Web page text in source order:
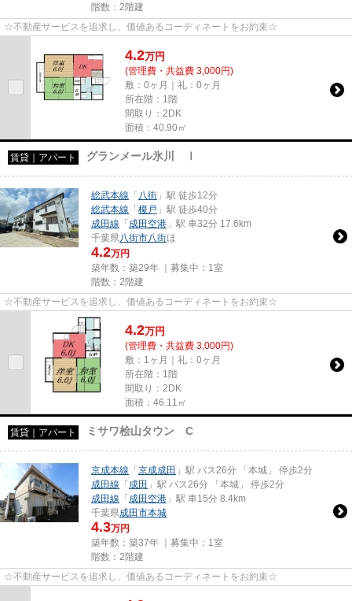
階数：2階建
☆不動産サービスを追求し、価値あるコーディネートをお約束☆
4.2万円
(管理費・共益費 3,000円)
敷：0ヶ月｜礼：0ヶ月
所在階：1階
間取り：2DK
面積：40.90㎡
賃貸｜アパート グランメール氷川 Ⅰ
総武本線 「 八街 」駅 徒歩12分
総武本線 「榎戸 」駅 徒歩40分
成田線 「成田空港 」駅 車32分 17.6km
千葉県 八街市八街ほ
4.2万円
築年数：築29年 ｜募集中： 1室
階数：2階建
☆不動産サービスを追求し、価値あるコーディネートをお約束☆
4.2万円
(管理費・共益費 3,000円)
敷：1ヶ月｜礼：0ヶ月
所在階：1階
間取り：2DK
面積：46.11㎡
賃貸｜アパート ミサワ桧山タウン C
京成本線 「京成成田 」駅 バス26分 「本城」 停歩2分
成田線 「成田 」駅 バス26分 「本城」 停歩2分
成田線 「成田空港 」駅 車15分 8.4km
千葉県成田市本城
4.3万円
築年数：築37年 ｜募集中： 1室
階数：2階建
☆不動産サービスを追求し、価値あるコーディネートをお約束☆